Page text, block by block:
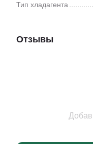
Тип хладагента
Отзывы